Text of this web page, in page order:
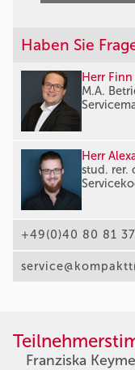
Haben Sie
Herr
M.A.
Herr
stud. rer.
+49(0)40 80 81
Franziska